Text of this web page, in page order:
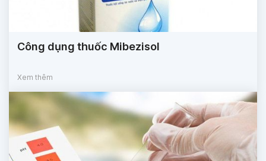
Công dụng thuốc Mibezisol
Xem thêm